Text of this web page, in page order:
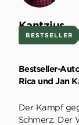
Kantzius
BESTSELLER
Bestseller-
Rica und Jan
Der Kampf
Schmerz. Der